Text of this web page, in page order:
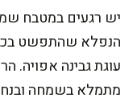
יש רגעים במטבח
הנפלא שהתפשט
עוגת גבינה אפויה.
מתמלא בשמחה